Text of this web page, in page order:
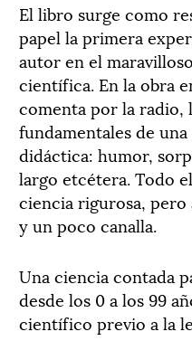
El libro surge como
papel la primera
autor en el
científica. En la obra
comenta por la radio,
fundamentales de
didáctica: humor,
largo etcétera. Todo
ciencia rigurosa, pero
y un poco canalla.
Una ciencia contada
desde los 0 a los 99
científico previo a la